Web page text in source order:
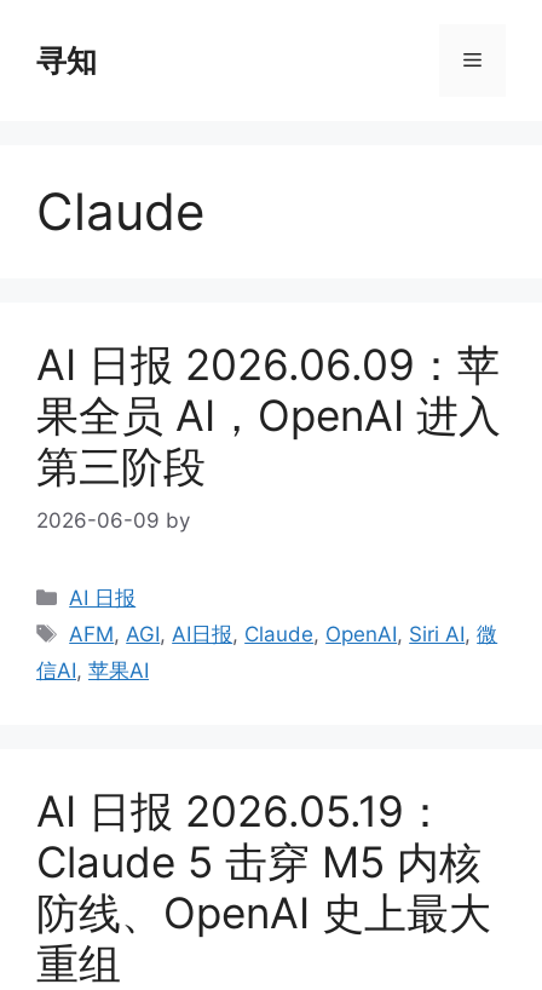
content
寻知 Menu
Claude
AI 日报 2026.06.09：苹
果全员 AI，OpenAI 进入
第三阶段
2026-06-09 by
Categories
AI 日报
Tags
AFM, AGI, AI日报, Claude, OpenAI, Siri AI,微
信AI, 苹果AI
AI 日报 2026.05.19：
Claude 5 击穿 M5 内核
防线、OpenAI 史上最大
重组